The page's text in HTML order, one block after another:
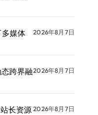
媒体
2026年8月7日
跨界融2026年8月7日
长资源2026年8月7日